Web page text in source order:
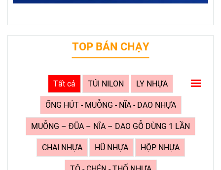
TOP BÁN CHẠY
Tất cả TÚI NILON LY NHỰA
ỐNG HÚT - MUỖNG - NĨA - DAO NHỰA
MUỖNG – ĐŨA – NĨA – DAO GỖ DÙNG 1 LẦN
CHAI NHỰA HŨ NHỰA HỘP NHỰA